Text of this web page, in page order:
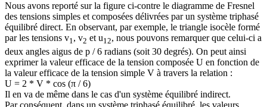
Nous avons reporté sur la figure ci-contre le diagramme de Fresnel
des tensions simples et composées délivrées par un système triphasé
équilibré direct. En observant, par exemple, le triangle isocèle formé
par les tensions v1, v2 et u12, nous pouvons remarquer que celui-ci a
deux angles aigus de p / 6 radians (soit 30 degrés). On peut ainsi
exprimer la valeur efficace de la tension composée U en fonction de
la valeur efficace de la tension simple V à travers la relation :
U = 2 * V * cos (π / 6)
Il en va de même dans le cas d'un système équilibré indirect.
Par conséquent, dans un système triphasé équilibré, les valeurs